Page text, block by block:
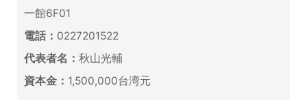
一館6F01
電話： 0227201522
代表者名： 秋山光輔
資本金： 1,500,000台湾元